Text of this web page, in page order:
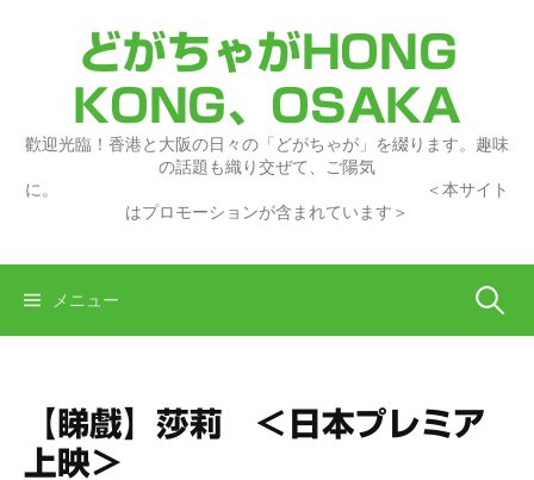
どがちゃがHONG
KONG、OSAKA
歡迎光臨！香港と大阪の日々の「どがちゃが」を綴ります。趣味
の話題も織り交ぜて、ご陽気
に。 ＜本サイト
はプロモーションが含まれています＞
メニュー 検
【睇戲】莎莉 ＜日本プレミア
上映＞